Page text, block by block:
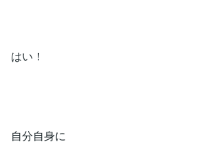
はい！
自分自身に